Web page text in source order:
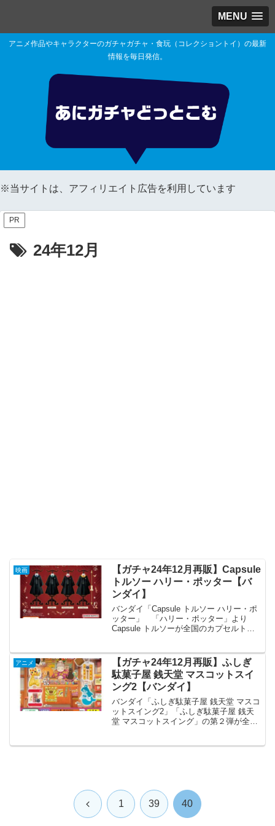
MENU
アニメ作品やキャラクターのガチャガチャ・食玩（コレクショントイ）の最新
情報を毎日発信。
※当サイトは、アフィリエイト広告を利用しています
PR
24年12月
映画
【ガチャ24年12月再販】Capsule
トルソー ハリー・ポッター【バ
ンダイ】
バンダイ「Capsule トルソー ハリー・ポ
ッター」 「ハリー・ポッター」より
Capsule トルソーが全国のカプセルトイ
トルソーになって登場！ 商品名
Caps...
アニメ
【ガチャ24年12月再販】ふしぎ
駄菓子屋 銭天堂 マスコットスイ
ング2【バンダイ】
バンダイ「ふしぎ駄菓子屋 銭天堂 マスコ
ットスイング2」「ふしぎ駄菓子屋 銭天
堂 マスコットスイング」の第２弾が全国
前 1 39 40